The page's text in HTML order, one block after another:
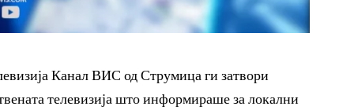
Канал ВИС од Струмица ги затвори
телевизија што информираше за локални